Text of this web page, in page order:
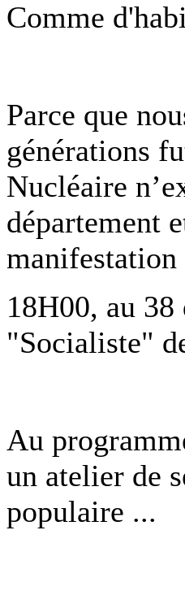
Comme
Parce que
générations
Nucléaire
département
18H00, au
"Socialiste"
Au
un atelier de
populaire ...